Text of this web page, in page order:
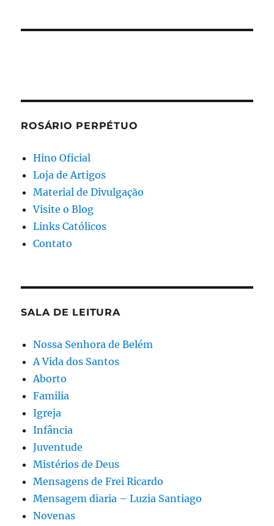
ROSÁRIO PERPÉTUO
Hino Oficial
Loja de Artigos
Material de Divulgação
Visite o Blog
Links Católicos
Contato
SALA DE LEITURA
Nossa Senhora de Belém
A Vida dos Santos
Aborto
Familia
Igreja
Infância
Juventude
Mistérios de Deus
Mensagens de Frei Ricardo
Mensagem diaria – Luzia Santiago
Novenas